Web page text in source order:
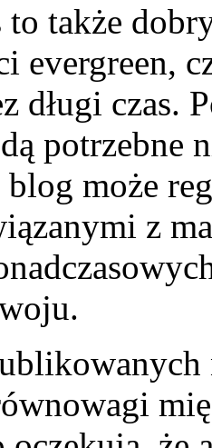
to także
evergreen,
długi czas.
potrzebne
blog może
z